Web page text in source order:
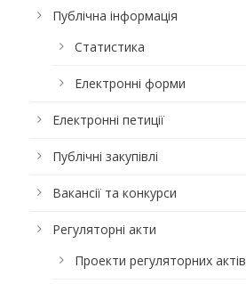
Публічна інформація
Статистика
Електронні форми
Електронні петиції
Публічні закупівлі
Вакансії та конкурси
Регуляторні акти
Проекти регуляторних актів